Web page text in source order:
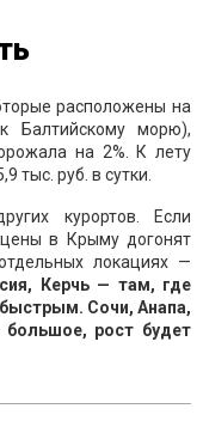
расположены на
Балтийскому морю),
на 2%. К лету
тыс. руб. в сутки.
курортов. Если
цены в Крыму догонят
локациях —
Керчь — там, где
Сочи, Анапа,
рост будет